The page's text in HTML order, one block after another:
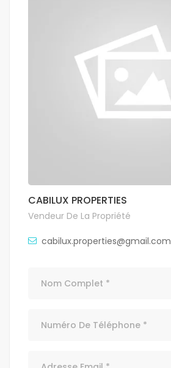
CABILUX PROPERTIES
Vendeur De La Propriété
cabilux.properties@gmail.com